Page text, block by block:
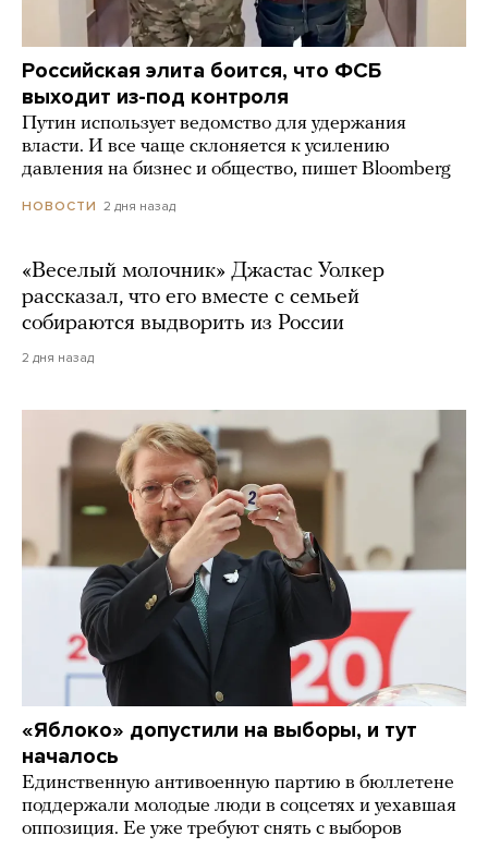
Российская элита боится, что ФСБ
выходит из-под контроля
Путин использует ведомство для удержания
власти. И все чаще склоняется к усилению
давления на бизнес и общество, пишет Bloomberg
НОВОСТИ 2 дня назад
«Веселый молочник» Джастас Уолкер
рассказал, что его вместе с семьей
собираются выдворить из России
2 дня назад
«Яблоко» допустили на выборы, и тут
началось
Единственную антивоенную партию в бюллетене
поддержали молодые люди в соцсетях и уехавшая
оппозиция. Ее уже требуют снять с выборов